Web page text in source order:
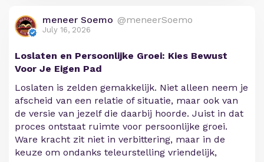
meneer Soemo @meneerSoemo
July 16, 2026
Loslaten en Persoonlijke Groei: Kies Bewust
Voor Je Eigen Pad
Loslaten is zelden gemakkelijk. Niet alleen neem je
afscheid van een relatie of situatie, maar ook van
de versie van jezelf die daarbij hoorde. Juist in dat
proces ontstaat ruimte voor persoonlijke groei.
Ware kracht zit niet in verbittering, maar in de
keuze om ondanks teleurstelling vriendelijk,